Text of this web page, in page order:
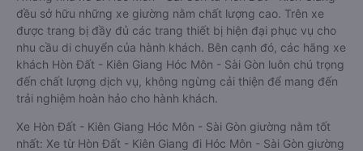
đều sở hữu những xe giường nằm chất lượng cao. Trên xe
được trang bị đầy đủ các trang thiết bị hiện đại phục vụ cho
nhu cầu di chuyển của hành khách. Bên cạnh đó, các hãng xe
khách Hòn Đất - Kiên Giang Hóc Môn - Sài Gòn luôn chú trọng
đến chất lượng dịch vụ, không ngừng cải thiện để mang đến
trải nghiệm hoàn hảo cho hành khách.
Xe Hòn Đất - Kiên Giang Hóc Môn - Sài Gòn giường nằm tốt
nhất: Xe từ Hòn Đất - Kiên Giang đi Hóc Môn - Sài Gòn giường